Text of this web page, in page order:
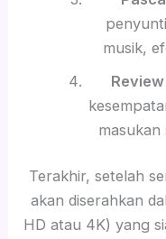
musik,
masukan
Terakhir, setelah
akan diserahkan
HD atau 4K) yang